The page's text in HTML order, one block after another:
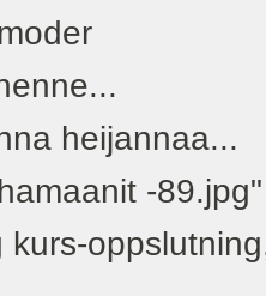
heijannaa...
-89.jpg"
oppslutning,